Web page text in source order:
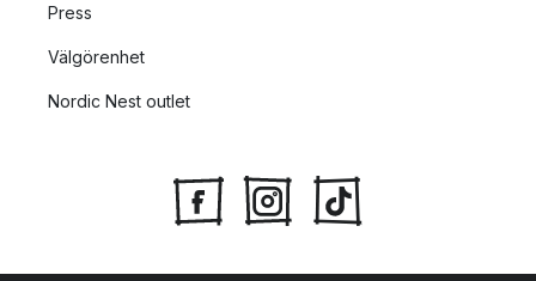
Press
Välgörenhet
Nordic Nest outlet